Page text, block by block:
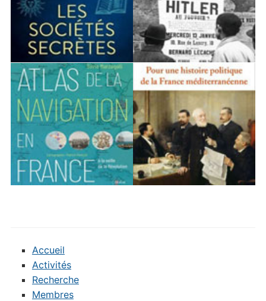
Accueil
Activités
Recherche
Membres